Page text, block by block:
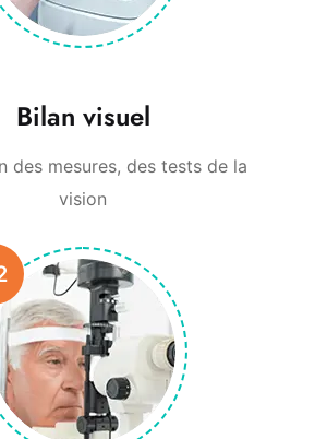
Bilan visuel
des mesures, des tests de la
vision